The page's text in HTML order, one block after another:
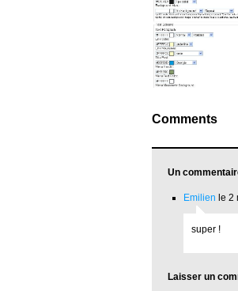
Comments
Un
Emilien le 2
super !
Laisser un